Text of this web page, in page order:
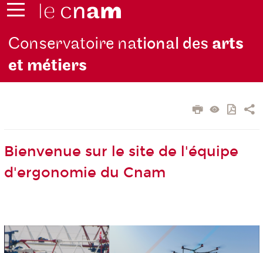
Conservatoire national des arts
et métiers
Bienvenue sur le site de l'équipe
d'ergonomie du Cnam